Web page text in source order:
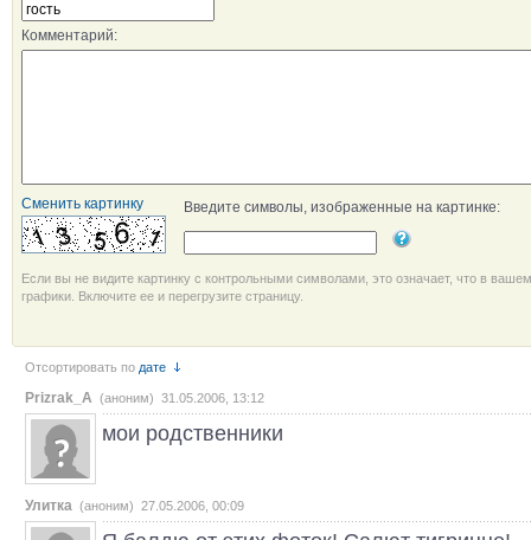
Комментарий:
Сменить картинку Введите символы, изображенные на картинке:
Если вы не видите картинку с контрольными символами, это означает, что в
графики. Включите ее и перегрузите страницу.
Отсортировать по дате
Prizrak_A (аноним) 31.05.2006, 13:12
мои родственники
Улитка (аноним) 27.05.2006, 00:09